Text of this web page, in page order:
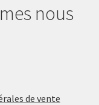
nous
de vente